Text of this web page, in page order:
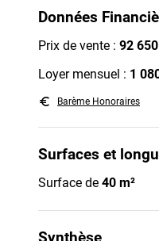
Données
Prix de vente : 92
Loyer mensuel : 1
euro_symbol Barème Honoraires
Surfaces et
Surface de 40 m²
Synthèse